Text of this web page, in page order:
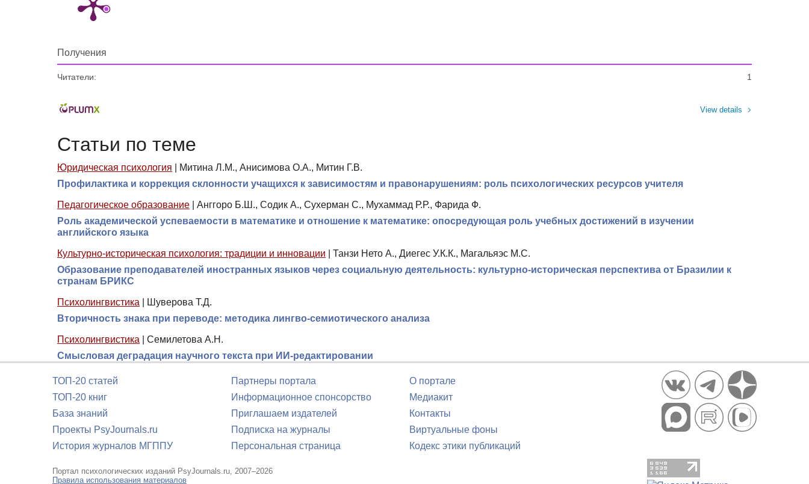
Получения
Читатели: 1
View details
Статьи по теме
Юридическая психология
Митина Л.М., Анисимова О.А., Митин Г.В.
Профилактика и коррекция склонности учащихся к зависимостям и правонарушениям: роль психологических ресурсов учителя
Педагогическое образование
Анггоро Б.Ш., Содик А., Сухерман С., Мухаммад Р.Р., Фарида Ф.
Роль академической успеваемости в математике и отношение к математике: опосредующая роль учебных достижений в изучении
английского языка
Культурно-историческая психология: традиции и инновации
Танзи Нето А., Диегес У.К.К., Магальяэс М.С.
Образование преподавателей иностранных языков через социальную деятельность: культурно-историческая перспектива от Бразилии к
странам БРИКС
Психолингвистика
Шуверова Т.Д.
Вторичность знака при переводе: методика лингво-семиотического анализа
Психолингвистика
Семилетова А.Н.
Смысловая деградация научного текста при ИИ-редактировании
ТОП-20 статей
ТОП-20 книг
База знаний
Проекты PsyJournals.ru
История журналов МГППУ
Партнеры портала
Информационное спонсорство
Приглашаем издателей
Подписка на журналы
Персональная страница
О портале
Медиакит
Контакты
Виртуальные фоны
Кодекс этики публикаций
Портал психологических изданий PsyJournals.ru, 2007–2026
Правила использования материалов